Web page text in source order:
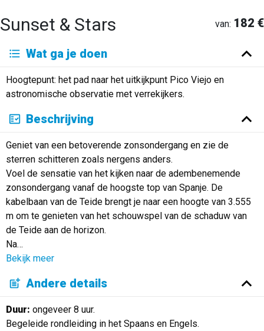
Sunset & Stars van: 182 €
Wat ga je doen
Hoogtepunt: het pad naar het uitkijkpunt Pico Viejo en
astronomische observatie met verrekijkers.
Beschrijving
Geniet van een betoverende zonsondergang en zie de
sterren schitteren zoals nergens anders.
Voel de sensatie van het kijken naar de adembenemende
zonsondergang vanaf de hoogste top van Spanje. De
kabelbaan van de Teide brengt je naar een hoogte van 3.555
m om te genieten van het schouwspel van de schaduw van
de Teide aan de horizon.
Na…
Bekijk meer
Andere details
Duur: ongeveer 8 uur.
Begeleide rondleiding in het Spaans en Engels.